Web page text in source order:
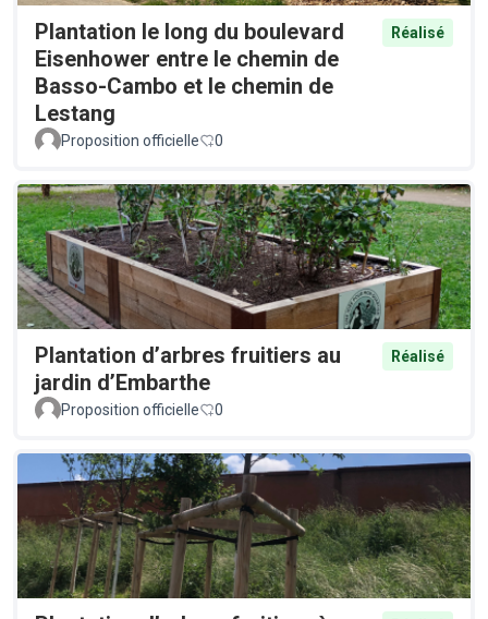
Plantation le long du boulevard
Eisenhower entre le chemin de
Basso-Cambo et le chemin de
Lestang
Réalisé
Proposition officielle 0
Plantation d’arbres fruitiers au
jardin d’Embarthe
Réalisé
Proposition officielle 0